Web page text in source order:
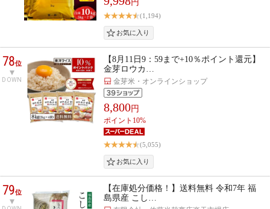
円
(1,194)
78位
DOWN
【8月11日9：59まで+10％ポイント還元】
金芽ロウカ…
金芽米・オンラインショップ
8,800円
ポイント10%
(5,055)
79位
【在庫処分価格！】送料無料 令和7年 福
島県産 こし…